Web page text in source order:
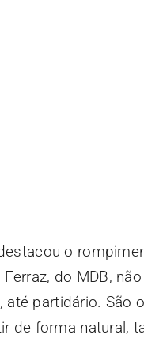
o
do MDB,
até partidário. São
de forma natural,